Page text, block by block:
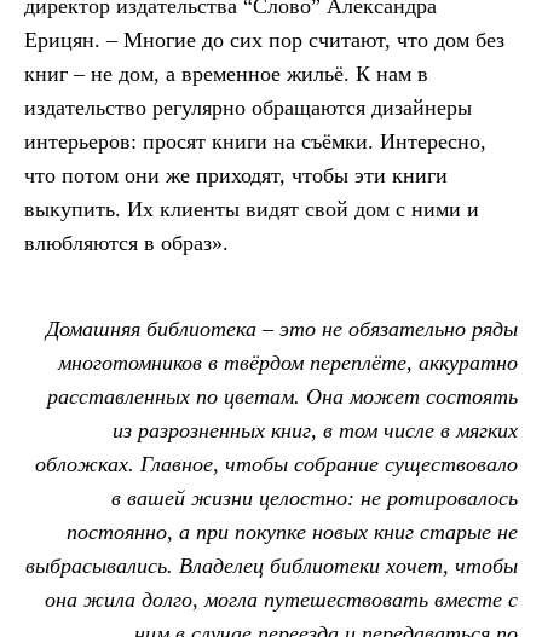
директор издательства “Слово” Александра
Ерицян. – Многие до сих пор считают, что дом без
книг – не дом, а временное жильё. К нам в
издательство регулярно обращаются дизайнеры
интерьеров: просят книги на съёмки. Интересно,
что потом они же приходят, чтобы эти книги
выкупить. Их клиенты видят свой дом с ними и
влюбляются в образ».
Домашняя библиотека – это не обязательно ряды
многотомников в твёрдом переплёте, аккуратно
расставленных по цветам. Она может состоять
из разрозненных книг, в том числе в мягких
обложках. Главное, чтобы собрание существовало
в вашей жизни целостно: не ротировалось
постоянно, а при покупке новых книг старые не
выбрасывались. Владелец библиотеки хочет, чтобы
она жила долго, могла путешествовать вместе с